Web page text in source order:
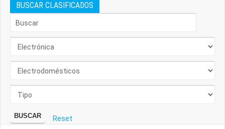
BUSCAR CLASIFICADOS
BUSCAR Reset